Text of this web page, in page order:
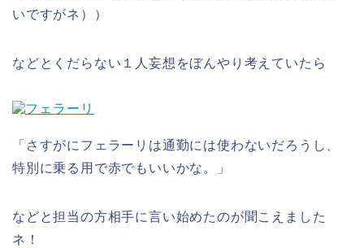
いですがネ））
などとくだらない１人妄想をぼんやり考えていたら
「さすがにフェラーリは通勤には使わないだろうし、
特別に乗る用で赤でもいいかな。」
などと担当の方相手に言い始めたのが聞こえました
ネ！